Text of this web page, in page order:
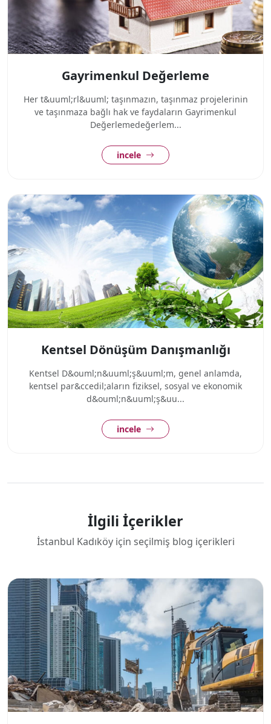
Gayrimenkul Değerleme
Her t&uuml;rl&uuml; taşınmazın, taşınmaz projelerinin
ve taşınmaza bağlı hak ve faydaların Gayrimenkul
Değerlemedeğerlem...
incele
Kentsel Dönüşüm Danışmanlığı
Kentsel D&ouml;n&uuml;ş&uuml;m, genel anlamda,
kentsel par&ccedil;aların fiziksel, sosyal ve ekonomik
d&ouml;n&uuml;ş&uu...
incele
İlgili İçerikler
İstanbul Kadıköy için seçilmiş blog içerikleri